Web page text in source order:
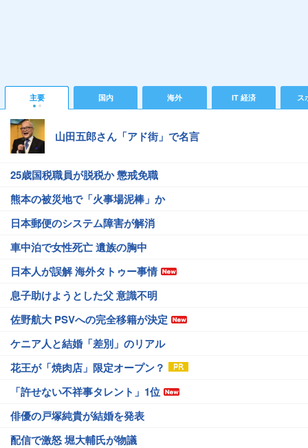
主要 国内 海外 IT 経済 ス
山田五郎さん「アド街」で名言
25歳国税職員が脱税か 懲戒免職
熊本の被災地で「火事場泥棒」か
日本郵便のシステム障害が解消
車中泊で女性死亡 遺族の胸中
日本人が誤解 海外タトゥー事情
息子助けようとした父 意識不明
佐野航大 PSVへの完全移籍が決定
ケニア人と結婚「差別」のリアル
花王が「焼肉店」限定オープン？
「許せない不祥事タレント」1位
俳優の戸塚純貴が結婚を発表
配信で激怒 堀大輔氏が物議